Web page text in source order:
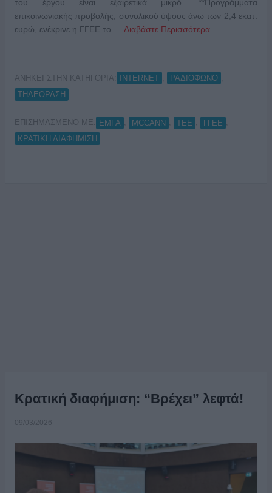
του έργου είναι εξαιρετικά μικρό. **Προγράμματα
επικοινωνιακής προβολής, συνολικού ύψους άνω των 2,4 εκατ.
ευρώ, ενέκρινε η ΓΓΕΕ το … Διαβάστε Περισσότερα...
ΑΝΗΚΕΙ ΣΤΗΝ ΚΑΤΗΓΟΡΙΑ: INTERNET ΡΑΔΙΟΦΩΝΟ
ΤΗΛΕΟΡΑΣΗ
ΕΠΙΣΗΜΑΣΜΕΝΟ ΜΕ: EMFA MCCANN TEE ΓΓΕΕ
ΚΡΑΤΙΚΗ ΔΙΑΦΗΜΙΣΗ
Κρατική διαφήμιση: “Βρέχει” λεφτά!
09/03/2026